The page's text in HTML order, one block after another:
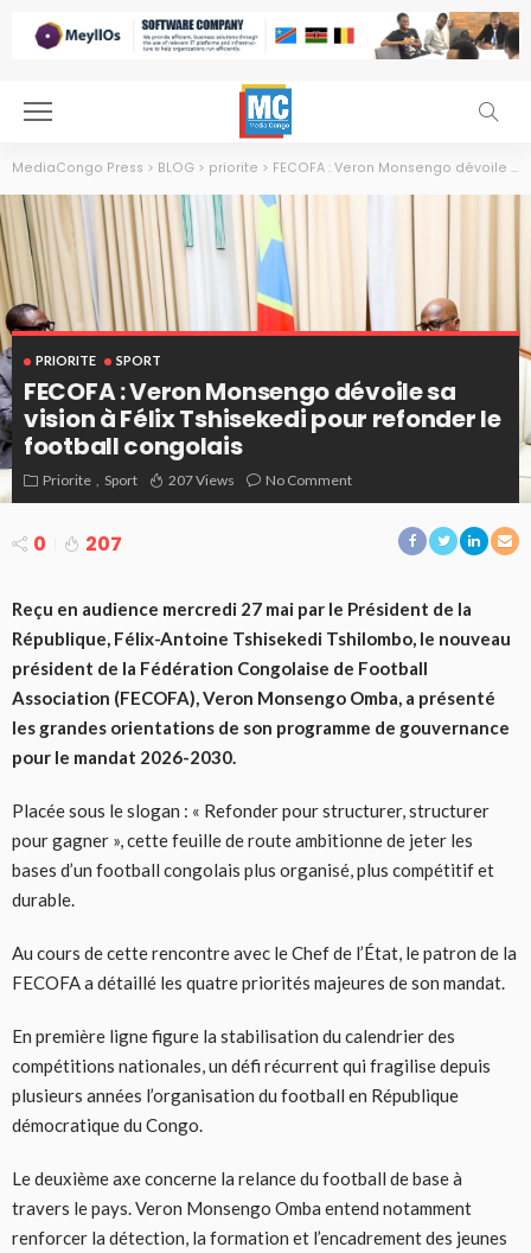
MediaCongo Press > BLOG > priorite > FECOFA : Veron Monsengo dévoile sa vision à Félix Tshisekedi pour refonder le football congolais
PRIORITE SPORT
FECOFA : Veron Monsengo dévoile sa
vision à Félix Tshisekedi pour refonder le
football congolais
Priorite Sport 207 Views No Comment
0 207
Reçu en audience mercredi 27 mai par le Président de la
République, Félix-Antoine Tshisekedi Tshilombo, le nouveau
président de la Fédération Congolaise de Football
Association (FECOFA), Veron Monsengo Omba, a présenté
les grandes orientations de son programme de gouvernance
pour le mandat 2026-2030.
Placée sous le slogan : « Refonder pour structurer, structurer
pour gagner », cette feuille de route ambitionne de jeter les
bases d’un football congolais plus organisé, plus compétitif et
durable.
Au cours de cette rencontre avec le Chef de l’État, le patron de la
FECOFA a détaillé les quatre priorités majeures de son mandat.
En première ligne figure la stabilisation du calendrier des
compétitions nationales, un défi récurrent qui fragilise depuis
plusieurs années l’organisation du football en République
démocratique du Congo.
Le deuxième axe concerne la relance du football de base à
travers le pays. Veron Monsengo Omba entend notamment
renforcer la détection, la formation et l’encadrement des jeunes